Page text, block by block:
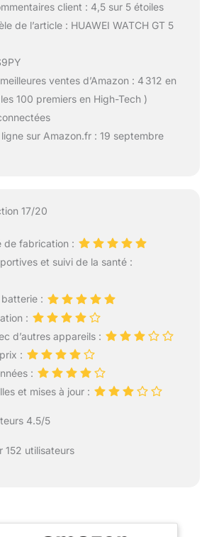
client : 4,5 sur 5 étoiles
de l’article : HUAWEI WATCH GT 5
ventes d’Amazon : 4 312 en
100 premiers en High-Tech )
sur Amazon.fr : 19 septembre
17/20
de fabrication :
et suivi de la santé :
:
:
d’autres appareils :
:
:
et mises à jour :
4.5/5
152 utilisateurs